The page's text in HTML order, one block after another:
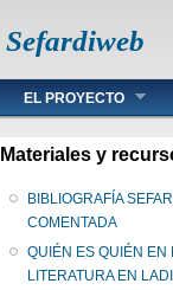
Sefardiweb
Main menu
EL PROYECTO
Materiales y
BIBLIOGRAFÍA
COMENTADA
QUIÉN ES QUIÉN EN
LITERATURA EN